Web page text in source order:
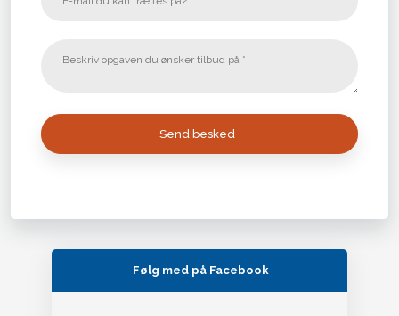
Følg med på Facebook